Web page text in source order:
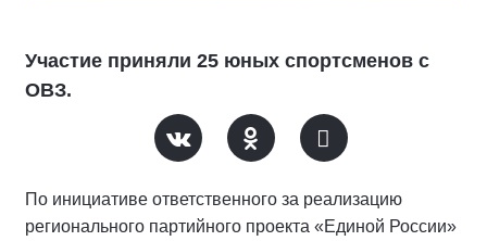
Участие приняли 25 юных спортсменов с
ОВЗ.
По инициативе ответственного за реализацию
регионального партийного проекта «Единой России»